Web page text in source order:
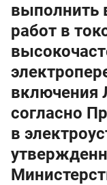
выполнить
работ в
включения
согласно
в